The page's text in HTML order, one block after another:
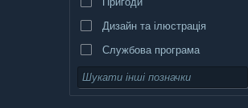
Дизайн та ілюстрація
Службова програма
Вільний доступ